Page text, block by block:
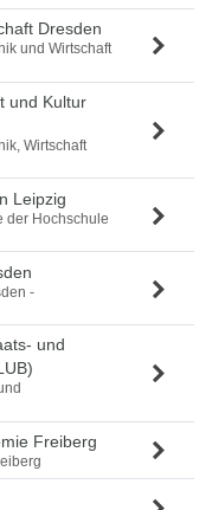
Dresden
und Wirtschaft
und Kultur
Wirtschaft
Leipzig
der Hochschule
-
und
Freiberg